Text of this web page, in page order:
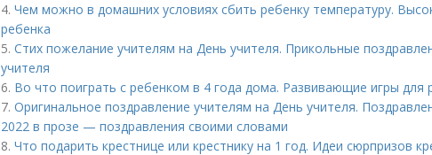
4. Чем можно в домашних условиях сбить ребенку температуру.
ребенка
5. Стих пожелание учителям на День учителя. Прикольные
учителя
6. Во что поиграть с ребенком в 4 года дома. Развивающие игры для
7. Оригинальное поздравление учителям на День учителя.
2022 в прозе — поздравления своими словами
8. Что подарить крестнице или крестнику на 1 год. Идеи сюрпризов